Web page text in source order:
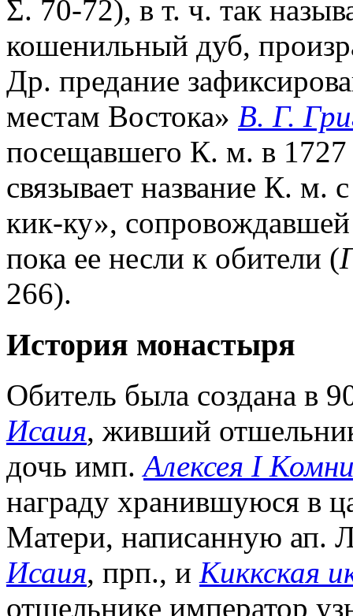
Σ. 70-72), в т. ч. так
кошенильный дуб,
Др. предание
местам Востока» В. Г.
посещавшего К. м. в 1727
связывает название К. м.
кик-ку»,
пока ее несли к обители (
266).
История монастыря
Обитель была создана в
Исаия, живший
дочь имп.Алексея I
награду хранившуюся в
Матери, написанную ап.
Исаия, прп., и Киккская
отшельнике император